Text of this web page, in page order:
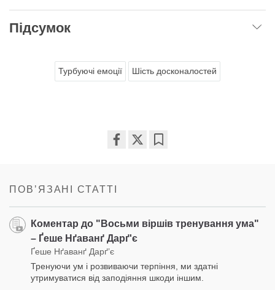
Підсумок
Турбуючі емоції Шість досконалостей
ПОВʼЯЗАНІ СТАТТІ
Коментар до "Восьми віршів тренування ума"
– Ґеше Нґаванґ Дарґ'є
Ґеше Нґаванґ Дарґ’є
Тренуючи ум і розвиваючи терпіння, ми здатні
утримуватися від заподіяння шкоди іншим.